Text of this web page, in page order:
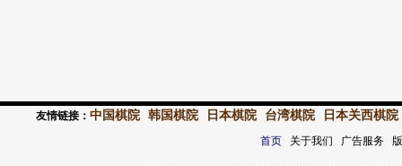
友情链接： 中国棋院 韩国棋院 日本棋院 台湾棋院 日本关西棋院
首页关于我们 广告服务